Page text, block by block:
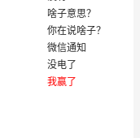
啥子意思？
你在说啥子？
微信通知
没电了
我赢了